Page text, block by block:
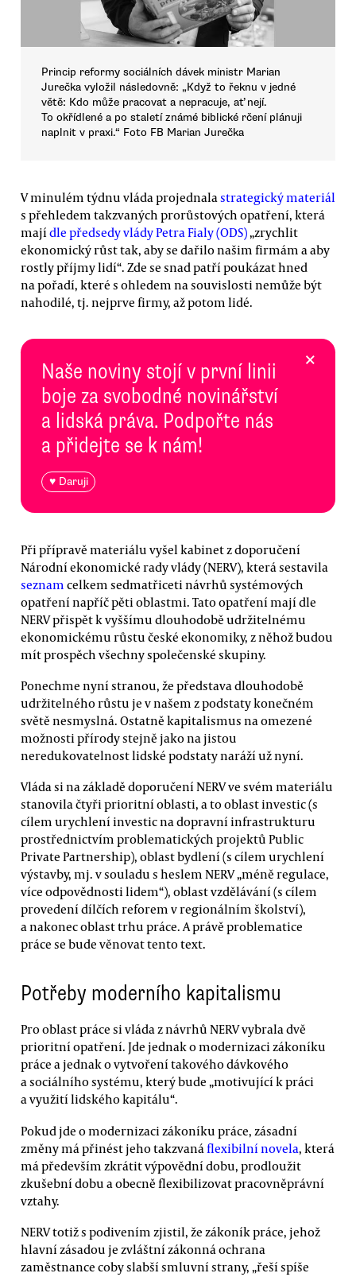
Princip reformy sociálních dávek ministr Marian
Jurečka vyložil následovně: „Když to řeknu v jedné
větě: Kdo může pracovat a nepracuje, ať nejí.
To okřídlené a po staletí známé biblické rčení plánuji
naplnit v praxi.“ Foto FB Marian Jurečka
V minulém týdnu vláda projednalastrategický materiál
s přehledem takzvaných prorůstových opatření, která
majídle předsedy vlády Petra Fialy (ODS)„zrychlit
ekonomický růst tak, aby se dařilo našim firmám a aby
rostly příjmy lidí“. Zde se snad patří poukázat hned
na pořadí, které s ohledem na souvislosti nemůže být
nahodilé, tj. nejprve firmy, až potom lidé.
Naše noviny stojí v první linii
boje za svobodné novinářství
a lidská práva. Podpořte nás
a přidejte se k nám!
♥ Daruji
×
Při přípravě materiálu vyšel kabinet z doporučení
Národní ekonomické rady vlády (NERV), která sestavila
seznam celkem sedmatřiceti návrhů systémových
opatření napříč pěti oblastmi. Tato opatření mají dle
NERV přispět k vyššímu dlouhodobě udržitelnému
ekonomickému růstu české ekonomiky, z něhož budou
mít prospěch všechny společenské skupiny.
Ponechme nyní stranou, že představa dlouhodobě
udržitelného růstu je v našem z podstaty konečném
světě nesmyslná. Ostatně kapitalismus na omezené
možnosti přírody stejně jako na jistou
neredukovatelnost lidské podstaty naráží už nyní.
Vláda si na základě doporučení NERV ve svém materiálu
stanovila čtyři prioritní oblasti, a to oblast investic (s
cílem urychlení investic na dopravní infrastrukturu
prostřednictvím problematických projektů Public
Private Partnership), oblast bydlení (s cílem urychlení
výstavby, mj. v souladu s heslem NERV „méně regulace,
více odpovědnosti lidem“), oblast vzdělávání (s cílem
provedení dílčích reforem v regionálním školství),
a nakonec oblast trhu práce. A právě problematice
práce se bude věnovat tento text.
Potřeby moderního kapitalismu
Pro oblast práce si vláda z návrhů NERV vybrala dvě
prioritní opatření. Jde jednak o modernizaci zákoníku
práce a jednak o vytvoření takového dávkového
a sociálního systému, který bude „motivující k práci
a využití lidského kapitálu“.
Pokud jde o modernizaci zákoníku práce, zásadní
změny má přinést jeho takzvaná flexibilní novela, která
má především zkrátit výpovědní dobu, prodloužit
zkušební dobu a obecně flexibilizovat pracovněprávní
vztahy.
NERV totiž s podivením zjistil, že zákoník práce, jehož
hlavní zásadou je zvláštní zákonná ochrana
zaměstnance coby slabší smluvní strany, „řeší spíše